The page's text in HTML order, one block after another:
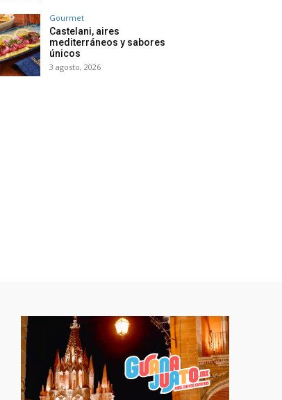
Gourmet
Castelani, aires
mediterráneos y sabores
únicos
3 agosto, 2026